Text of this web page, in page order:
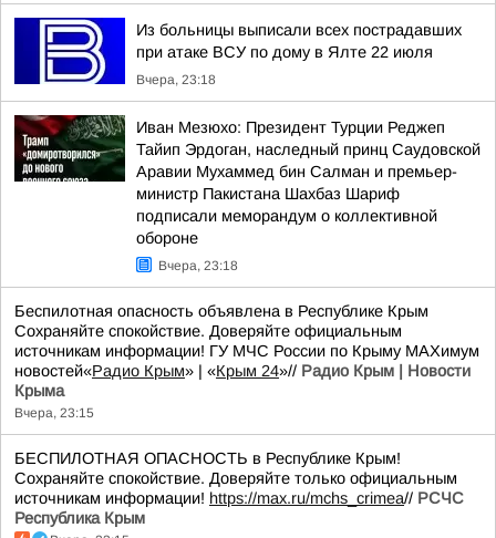
Из больницы выписали всех пострадавших
при атаке ВСУ по дому в Ялте 22 июля
Вчера, 23:18
Иван Мезюхо: Президент Турции Реджеп
Тайип Эрдоган, наследный принц Саудовской
Аравии Мухаммед бин Салман и премьер-
министр Пакистана Шахбаз Шариф
подписали меморандум о коллективной
обороне
Вчера, 23:18
Беспилотная опасность объявлена в Республике Крым
Сохраняйте спокойствие. Доверяйте официальным
источникам информации! ГУ МЧС России по Крыму MAXимум
новостей«Радио Крым» | «Крым 24»// Радио Крым | Новости
Крыма
Вчера, 23:15
БЕСПИЛОТНАЯ ОПАСНОСТЬ в Республике Крым!
Сохраняйте спокойствие. Доверяйте только официальным
источникам информации! https://max.ru/mchs_crimea// РСЧС
Республика Крым